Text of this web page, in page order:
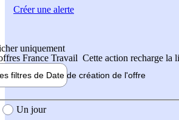
uniquement
France Travail Cette action recharge la
filtres de Date de création de l'offre
création de l'offre
Un jour
Créer une alerte